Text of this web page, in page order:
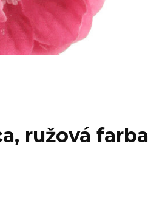
ružová farba